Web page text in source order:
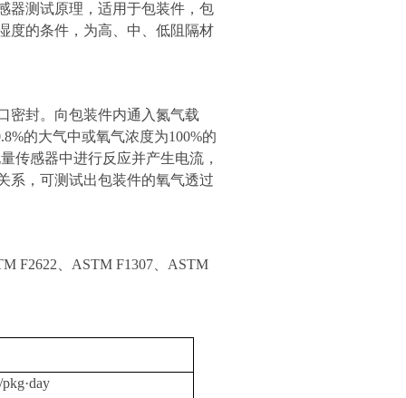
器测试原理，适用于包装件，包
度的条件，为高、中、低阻隔材
密封。向包装件内通入氮气载
的大气中或氧气浓度为100%的
传感器中进行反应并产生电流，
系 ， 可测试出包装件的氧气透过
F2622、ASTM F1307、ASTM
pkg·day